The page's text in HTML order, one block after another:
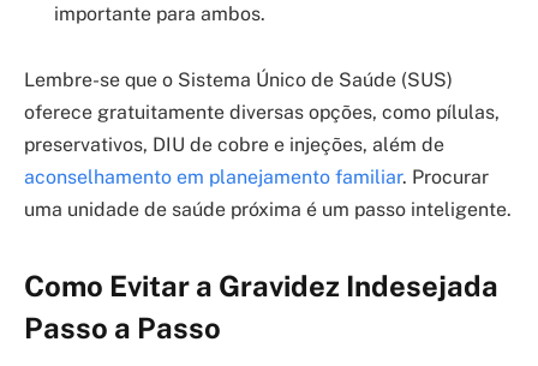
importante para ambos.
Lembre-se que o Sistema Único de Saúde (SUS)
oferece gratuitamente diversas opções, como pílulas,
preservativos, DIU de cobre e injeções, além de
aconselhamento em planejamento familiar. Procurar
uma unidade de saúde próxima é um passo inteligente.
Como Evitar a Gravidez Indesejada
Passo a Passo